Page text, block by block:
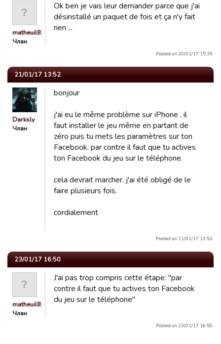
matheuil83
Члан
Ok ben je vais leur demander parce que j'ai
désinstallé un paquet de fois et ça n'y fait
rien ...
Posted on 20/01/17 15:39.
21/01/17 13:52
Darksly
Члан
bonjour
j'ai eu le même problème sur iPhone , il
faut installer le jeu même en partant de
zéro puis tu mets les paramètres sur ton
Facebook. par contre il faut que tu actives
ton Facebook du jeu sur le téléphone.
cela devrait marcher. j'ai été obligé de le
faire plusieurs fois.
cordialement
Posted on 21/01/17 13:52.
23/01/17 16:50
matheuil83
Члан
J'ai pas trop compris cette étape: "par
contre il faut que tu actives ton Facebook
du jeu sur le téléphone"
Posted on 23/01/17 16:50.